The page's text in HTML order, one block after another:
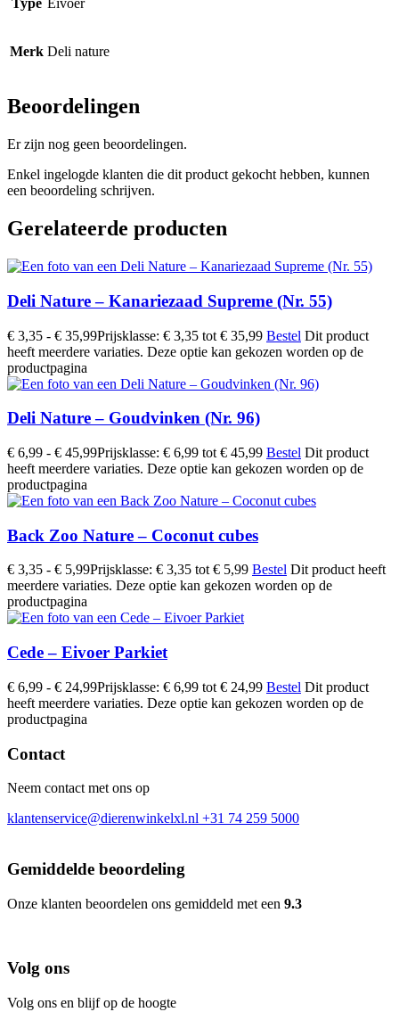
Type Eivoer
Merk Deli nature
Beoordelingen
Er zijn nog geen beoordelingen.
Enkel ingelogde klanten die dit product gekocht hebben, kunnen
een beoordeling schrijven.
Gerelateerde producten
Deli Nature – Kanariezaad Supreme (Nr. 55)
€ 3,35 - € 35,99Prijsklasse: € 3,35 tot € 35,99 Bestel Dit product
heeft meerdere variaties. Deze optie kan gekozen worden op de
productpagina
Deli Nature – Goudvinken (Nr. 96)
€ 6,99 - € 45,99Prijsklasse: € 6,99 tot € 45,99 Bestel Dit product
heeft meerdere variaties. Deze optie kan gekozen worden op de
productpagina
Back Zoo Nature – Coconut cubes
€ 3,35 - € 5,99Prijsklasse: € 3,35 tot € 5,99 Bestel Dit product heeft
meerdere variaties. Deze optie kan gekozen worden op de
productpagina
Cede – Eivoer Parkiet
€ 6,99 - € 24,99Prijsklasse: € 6,99 tot € 24,99 Bestel Dit product
heeft meerdere variaties. Deze optie kan gekozen worden op de
productpagina
Contact
Neem contact met ons op
klantenservice@dierenwinkelxl.nl +31 74 259 5000
Gemiddelde beoordeling
Onze klanten beoordelen ons gemiddeld met een 9.3
Volg ons
Volg ons en blijf op de hoogte